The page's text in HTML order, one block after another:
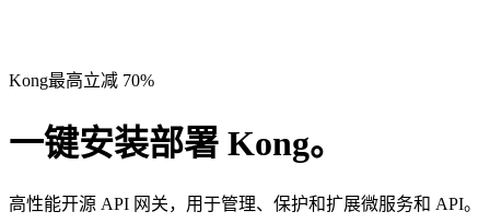
Kong最高立减 70%
一键安装部署 Kong。
高性能开源 API 网关，用于管理、保护和扩展微服务和 API。